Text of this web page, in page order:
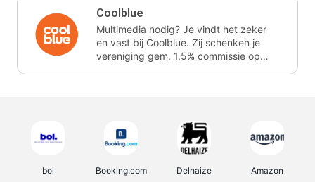
Coolblue
Multimedia nodig? Je vindt het zeker
en vast bij Coolblue. Zij schenken je
vereniging gem. 1,5% commissie op
bol Booking.com Delhaize Amazon